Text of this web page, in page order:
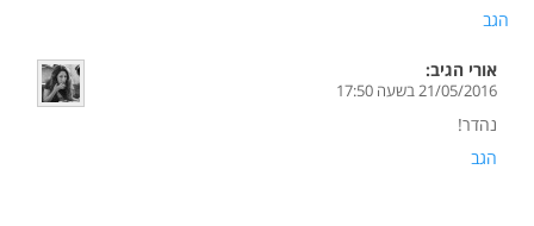
הגב
אורי הגיב:
21/05/2016 בשעה 17:50
נהדר!
הגב